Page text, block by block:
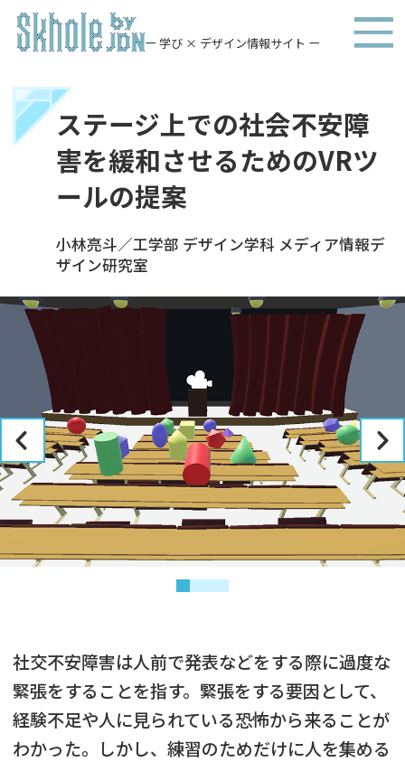
ー 学び × デザイン情報サイト ー
ステージ上での社会不安障
害を緩和させるためのVRツ
ールの提案
小林亮斗／工学部 デザイン学科 メディア情報デ
ザイン研究室
社交不安障害は人前で発表などをする際に過度な
緊張をすることを指す。緊張をする要因として、
経験不足や人に見られている恐怖から来ることが
わかった。しかし、練習のためだけに人を集める